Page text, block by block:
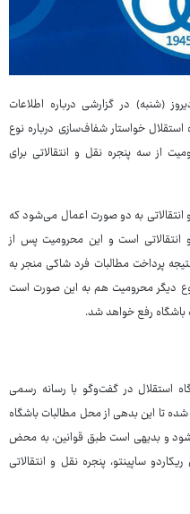
(شنبه) در گزارشی درباره اطلاعات
استقلال خواستار شفاف‌سازی درباره نوع
از سه پنجره نقل و انتقالاتی برای
انتقالاتی به دو صورت اعمال می‌شود که
است و این محرومیت پس از
پرداخت مطالبات فرد شاکی منجر به
دیگر محرومیت هم به این صورت است
رفع خواهد شد.
استقلال در گفت‌وگو با رسانه رسمی
تا این بدهی از محل مطالبات باشگاه
شود و بدیهی است طبق قوانین، به محض
ساپینتو، پنجره نقل و انتقالاتی